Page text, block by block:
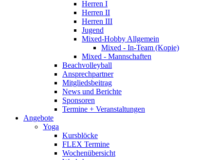
Herren I
Herren II
Herren III
Jugend
Mixed-Hobby Allgemein
Mixed - In-Team (Kopie)
Mixed - Mannschaften
Beachvolleyball
Ansprechpartner
Mitgliedsbeitrag
News und Berichte
Sponsoren
Termine + Veranstaltungen
Angebote
Yoga
Kursblöcke
FLEX Termine
Wochenübersicht